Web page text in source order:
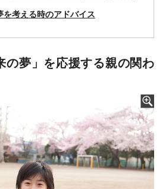
を考える時のアドバイス
の夢」を応援する親の関わ